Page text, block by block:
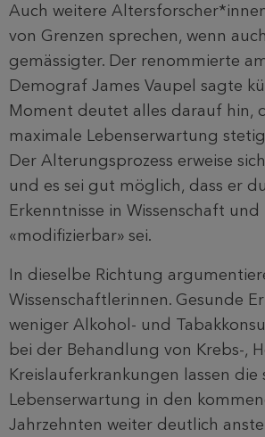
Auch weitere
von Grenzen sprechen, wenn
gemässigter. Der renommierte
Demograf James Vaupel sagte
Moment deutet alles darauf hin,
maximale Lebenserwartung
Der Alterungsprozess erweise
und es sei gut möglich, dass er
Erkenntnisse in Wissenschaft
«modifizierbar» sei.
In dieselbe Richtung
Wissenschaftlerinnen. Gesunde
weniger Alkohol- und
bei der Behandlung von Krebs-,
Kreislauferkrankungen lassen die
Lebenserwartung in den
Jahrzehnten weiter deutlich